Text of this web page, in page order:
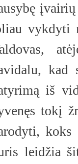
vykdyti
kad
iš
tokį
koks
leidžia